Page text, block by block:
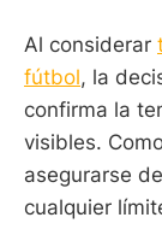
Al considerar
fútbol, la
confirma la
visibles.
asegurarse
cualquier